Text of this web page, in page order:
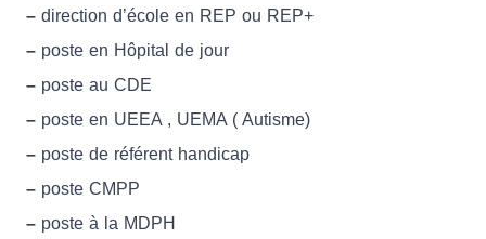
– direction d’école en REP ou REP+
– poste en Hôpital de jour
– poste au CDE
– poste en UEEA , UEMA ( Autisme)
– poste de référent handicap
– poste CMPP
– poste à la MDPH